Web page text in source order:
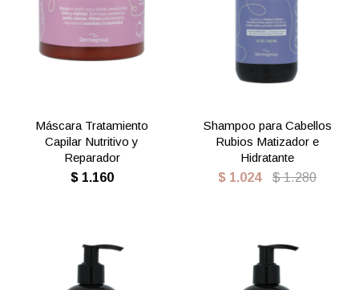
Máscara Tratamiento
Capilar Nutritivo y
Reparador
$ 1.160
Shampoo para Cabellos
Rubios Matizador e
Hidratante
$ 1.024 $ 1.280